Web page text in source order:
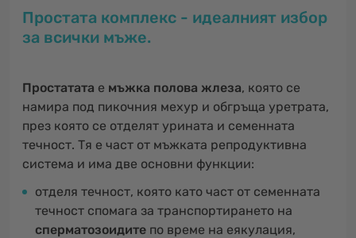
Простата комплекс - идеалният избор
за всички мъже.
Простатата е мъжка полова жлеза, която се
намира под пикочния мехур и обгръща уретрата,
през която се отделят урината и семенната
течност. Тя е част от мъжката репродуктивна
система и има две основни функции:
отделя течност, която като част от семенната
течност спомага за транспортирането на
сперматозоидите по време на еякулация,